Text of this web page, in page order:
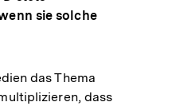
sie solche
das Thema
dass